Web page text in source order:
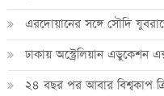
এরদোয়ানের সঙ্গে সৌদি
ঢাকায় অস্ট্রেলিয়ান এডুকেশন
২৪ বছর পর আবার বিশ্বকাপ